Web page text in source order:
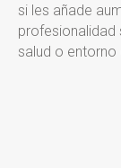
si les añade
profesionalidad
salud o entorno